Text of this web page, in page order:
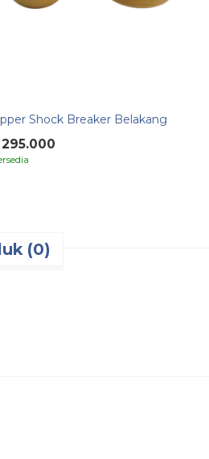
Shock Breaker Belakang
295.000
(0)